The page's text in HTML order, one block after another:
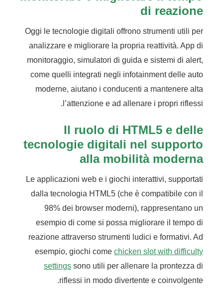
di reazione
Oggi le tecnologie digitali offrono strumenti utili per
analizzare e migliorare la propria reattività. App di
monitoraggio, simulatori di guida e sistemi di alert,
come quelli integrati negli infotainment delle auto
moderne, aiutano i conducenti a mantenere alta
l’attenzione e ad allenare i propri riflessi.
Il ruolo di HTML5 e delle
tecnologie digitali nel supporto
alla mobilità moderna
Le applicazioni web e i giochi interattivi, supportati
dalla tecnologia HTML5 (che è compatibile con il
98% dei browser moderni), rappresentano un
esempio di come si possa migliorare il tempo di
reazione attraverso strumenti ludici e formativi. Ad
esempio, giochi come chicken slot with difficulty
settings sono utili per allenare la prontezza di
riflessi in modo divertente e coinvolgente.